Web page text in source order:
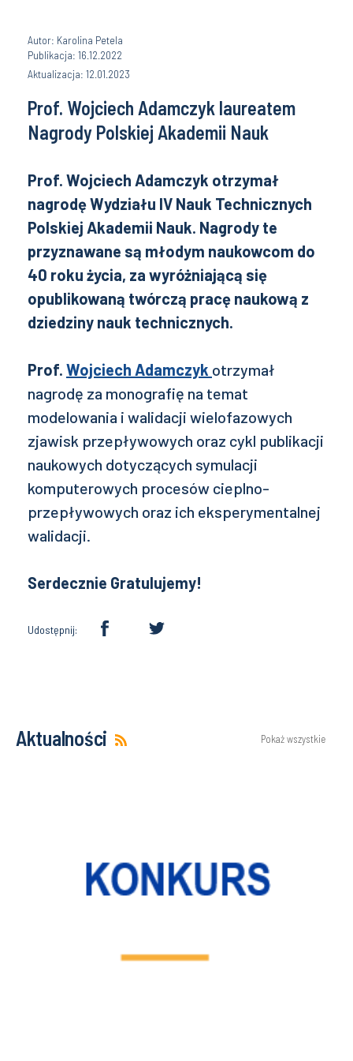
Autor: Karolina Petela
Publikacja: 16.12.2022
Aktualizacja: 12.01.2023
Prof. Wojciech Adamczyk laureatem
Nagrody Polskiej Akademii Nauk
Prof. Wojciech Adamczyk otrzymał
nagrodę Wydziału IV Nauk Technicznych
Polskiej Akademii Nauk. Nagrody te
przyznawane są młodym naukowcom do
40 roku życia, za wyróżniającą się
opublikowaną twórczą pracę naukową z
dziedziny nauk technicznych.
Prof. Wojciech Adamczyk otrzymał
nagrodę za monografię na temat
modelowania i walidacji wielofazowych
zjawisk przepływowych oraz cykl publikacji
naukowych dotyczących symulacji
komputerowych procesów cieplno-
przepływowych oraz ich eksperymentalnej
walidacji. ­
Serdecznie Gratulujemy!
Udostępnij:
Aktualności Pokaż wszystkie